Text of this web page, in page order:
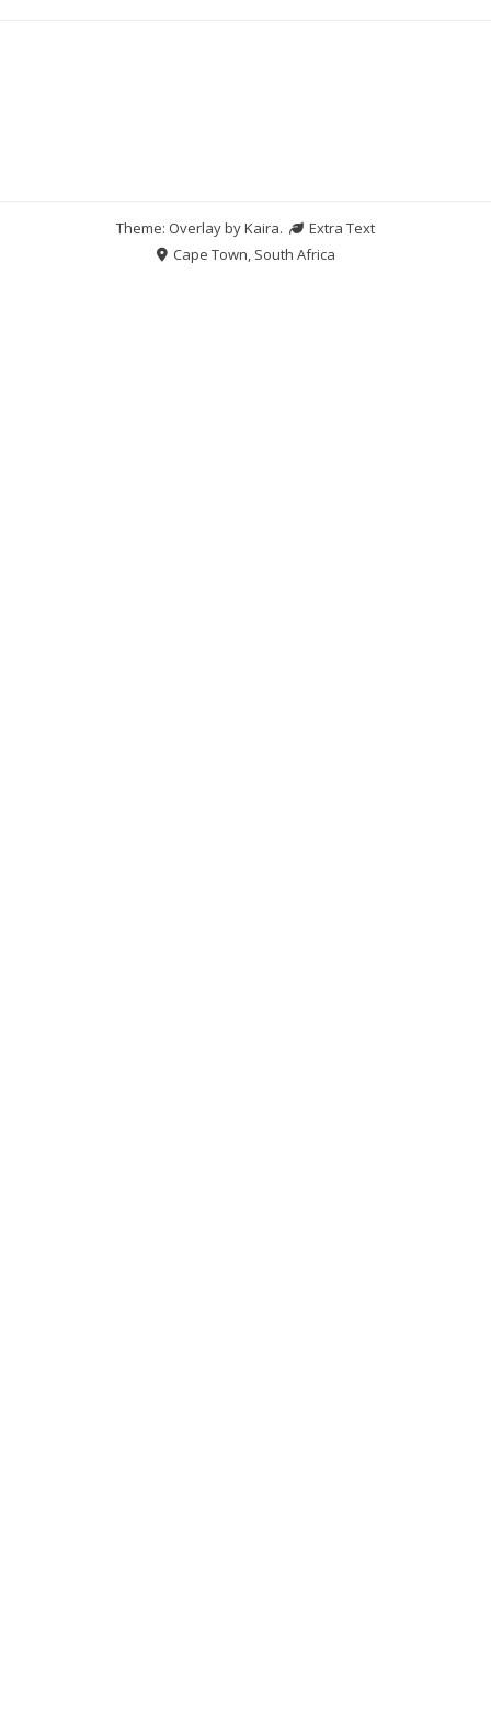
Theme: Overlay byKaira.
Extra Text
Cape Town, South Africa